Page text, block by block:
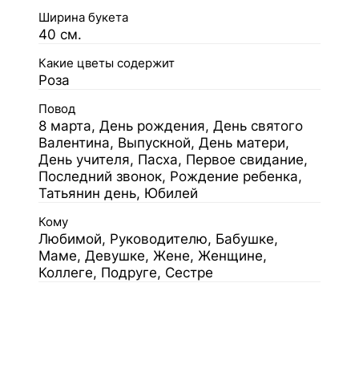
Ширина букета
40 см.
Какие цветы содержит
Роза
Повод
8 марта, День рождения, День святого
Валентина, Выпускной, День матери,
День учителя, Пасха, Первое свидание,
Последний звонок, Рождение ребенка,
Татьянин день, Юбилей
Кому
Любимой, Руководителю, Бабушке,
Маме, Девушке, Жене, Женщине,
Коллеге, Подруге, Сестре